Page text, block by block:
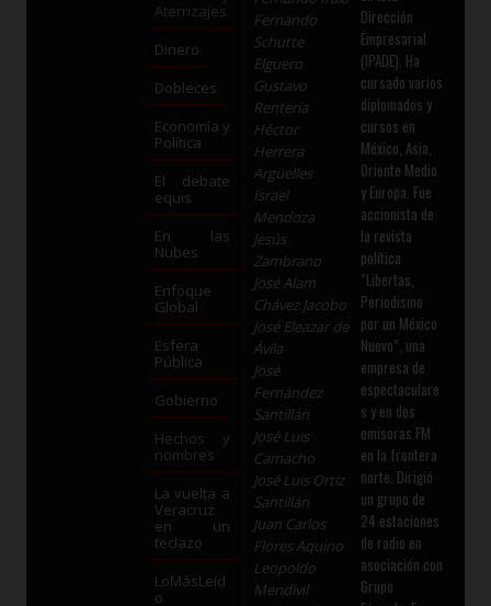
Aterrizajes
Dinero
Dobleces
Economía y
Política
El debate
equis
En las
Nubes
Enfoque
Global
Esfera
Pública
Gobierno
Hechos y
nombres
La vuelta a
Veracruz
en un
teclazo
LoMásLeíd
o
Fernando
Schutte
Elguero
Gustavo
Rentería
Héctor
Herrera
Argüelles
Israel
Mendoza
Jesús
Zambrano
José Alam
Chávez Jacobo
José Eleazar de
Ávila
José
Fernández
Santillán
José Luis
Camacho
José Luis Ortiz
Santillán
Juan Carlos
Flores Aquino
Leopoldo
Mendívil
Dirección
Empresarial
(IPADE). Ha
cursado varios
diplomados y
cursos en
México, Asia,
Oriente Medio
y Europa. Fue
accionista de
la revista
política
“Libertas,
Periodismo
por un México
Nuevo”, una
empresa de
espectaculare
s y en dos
emisoras FM
en la frontera
norte. Dirigió
un grupo de
24 estaciones
de radio en
asociación con
Grupo